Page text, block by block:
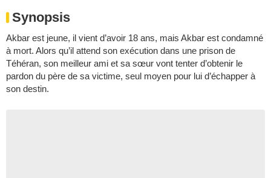
Synopsis
Akbar est jeune, il vient d’avoir 18 ans, mais Akbar est condamné
à mort. Alors qu’il attend son exécution dans une prison de
Téhéran, son meilleur ami et sa sœur vont tenter d’obtenir le
pardon du père de sa victime, seul moyen pour lui d’échapper à
son destin.